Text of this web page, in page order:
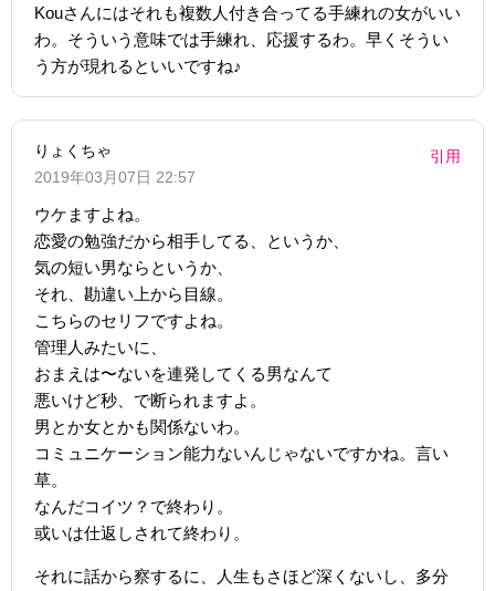
Kouさんにはそれも複数人付き合ってる手練れの女がいい
わ。そういう意味では手練れ、応援するわ。早くそうい
う方が現れるといいですね♪
りょくちゃ
2019年03月07日 22:57
引用
ウケますよね。
恋愛の勉強だから相手してる、というか、
気の短い男ならというか、
それ、勘違い上から目線。
こちらのセリフですよね。
管理人みたいに、
おまえは〜ないを連発してくる男なんて
悪いけど秒、で断られますよ。
男とか女とかも関係ないわ。
コミュニケーション能力ないんじゃないですかね。言い
草。
なんだコイツ？で終わり。
或いは仕返しされて終わり。
それに話から察するに、人生もさほど深くないし、多分